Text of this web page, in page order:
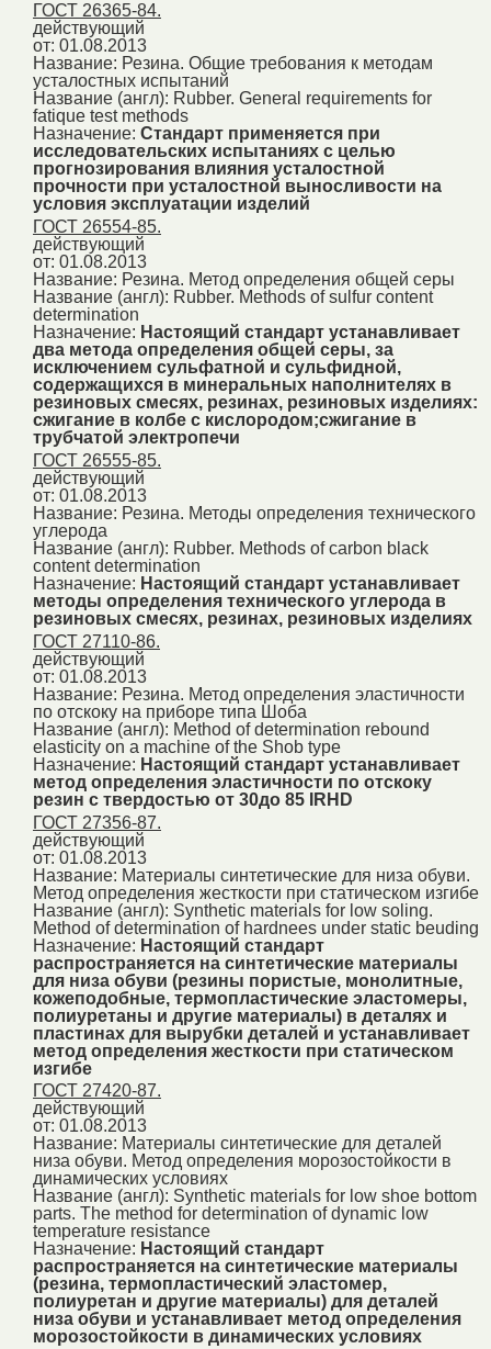
ГОСТ 26365-84.
действующий
от: 01.08.2013
Название: Резина. Общие требования к методам
усталостных испытаний
Название (англ): Rubber. General requirements for
fatique test methods
Назначение: Стандарт применяется при
исследовательских испытаниях с целью
прогнозирования влияния усталостной
прочности при усталостной выносливости на
условия эксплуатации изделий
ГОСТ 26554-85.
действующий
от: 01.08.2013
Название: Резина. Метод определения общей серы
Название (англ): Rubber. Methods of sulfur content
determination
Назначение: Настоящий стандарт устанавливает
два метода определения общей серы, за
исключением сульфатной и сульфидной,
содержащихся в минеральных наполнителях в
резиновых смесях, резинах, резиновых изделиях:
сжигание в колбе с кислородом;сжигание в
трубчатой электропечи
ГОСТ 26555-85.
действующий
от: 01.08.2013
Название: Резина. Методы определения технического
углерода
Название (англ): Rubber. Methods of carbon black
content determination
Назначение: Настоящий стандарт устанавливает
методы определения технического углерода в
резиновых смесях, резинах, резиновых изделиях
ГОСТ 27110-86.
действующий
от: 01.08.2013
Название: Резина. Метод определения эластичности
по отскоку на приборе типа Шоба
Название (англ): Method of determination rebound
elasticity on a machine of the Shob type
Назначение: Настоящий стандарт устанавливает
метод определения эластичности по отскоку
резин с твердостью от 30до 85 IRHD
ГОСТ 27356-87.
действующий
от: 01.08.2013
Название: Материалы синтетические для низа обуви.
Метод определения жесткости при статическом изгибе
Название (англ): Synthetic materials for low soling.
Method of determination of hardnees under static beuding
Назначение: Настоящий стандарт
распространяется на синтетические материалы
для низа обуви (резины пористые, монолитные,
кожеподобные, термопластические эластомеры,
полиуретаны и другие материалы) в деталях и
пластинах для вырубки деталей и устанавливает
метод определения жесткости при статическом
изгибе
ГОСТ 27420-87.
действующий
от: 01.08.2013
Название: Материалы синтетические для деталей
низа обуви. Метод определения морозостойкости в
динамических условиях
Название (англ): Synthetic materials for low shoe bottom
parts. The method for determination of dynamic low
temperature resistance
Назначение: Настоящий стандарт
распространяется на синтетические материалы
(резина, термопластический эластомер,
полиуретан и другие материалы) для деталей
низа обуви и устанавливает метод определения
морозостойкости в динамических условиях